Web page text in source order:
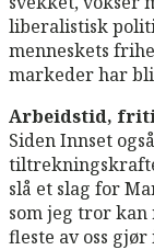
liberalistisk
menneskets
markeder har
Arbeidstid,
Siden Innset
slå et slag for
som jeg tror
fleste av oss